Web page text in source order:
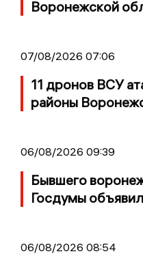
Воронежской
07/08/2026 07:06
11 дронов ВСУ
районы
06/08/2026 09:39
Бывшего
Госдумы
06/08/2026 08:54